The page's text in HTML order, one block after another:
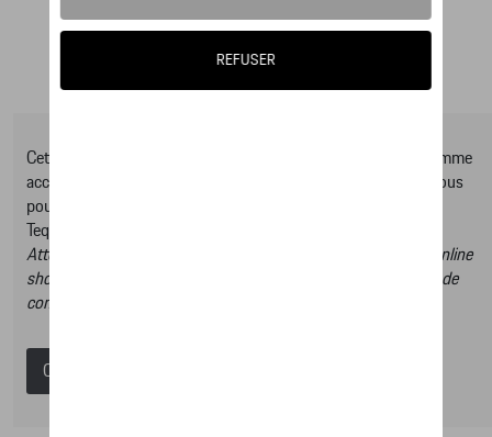
Cet online shop vous présente une sélection d’articles de la gamme
accessoires Tequipment, pour découvrir la gamme complète vous
pouvez consulter notre Moteur de recherche d’accessoires
Tequipment.
Attention, en cliquant sur le lien du catalogue vous sortez du online
shop et dans ce catalogue vous n’aurez donc pas la possibilité de
commander des articles en ligne.
Catalogue Porsche